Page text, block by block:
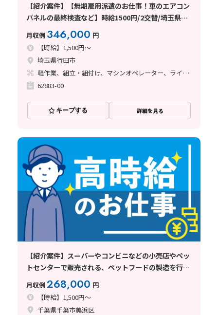
【紹介案件】【無期雇用派遣のお仕事！車のエアコン
パネルの最終検査など】時給1500円/2交替/埼玉県行
田市/年間休日121日/職場見学から最短3営業日で入社
OK/即入寮OKの寮完備/未経験OK
月収例 346,000 円
【時給】1,500円～
埼玉県行田市
軽作業、組立・組付け、マシンオペレーター、ライン作業、塗装
62883-00
キープする 詳細を見る
【紹介案件】スーパーやコンビニなどの小売店やペッ
トセンターで販売される、ペットフードの製造を行っ
ている企業でのお仕事
月収例268,000 円
【時給】1,500円～
千葉県千葉市美浜区